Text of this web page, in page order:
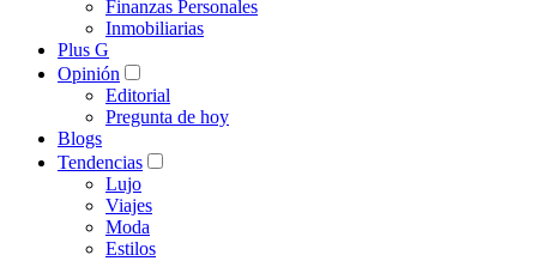
Finanzas Personales
Inmobiliarias
Plus G
Opinión
Editorial
Pregunta de hoy
Blogs
Tendencias
Lujo
Viajes
Moda
Estilos